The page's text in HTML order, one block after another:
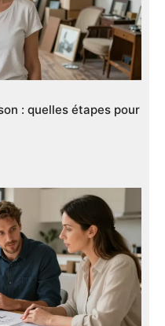
: quelles étapes pour